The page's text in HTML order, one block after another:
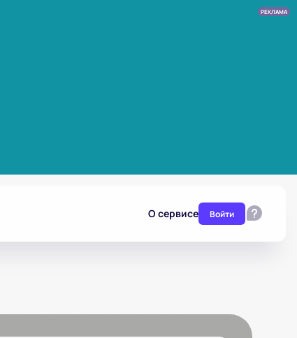
РЕКЛАМА
О сервисе Войти